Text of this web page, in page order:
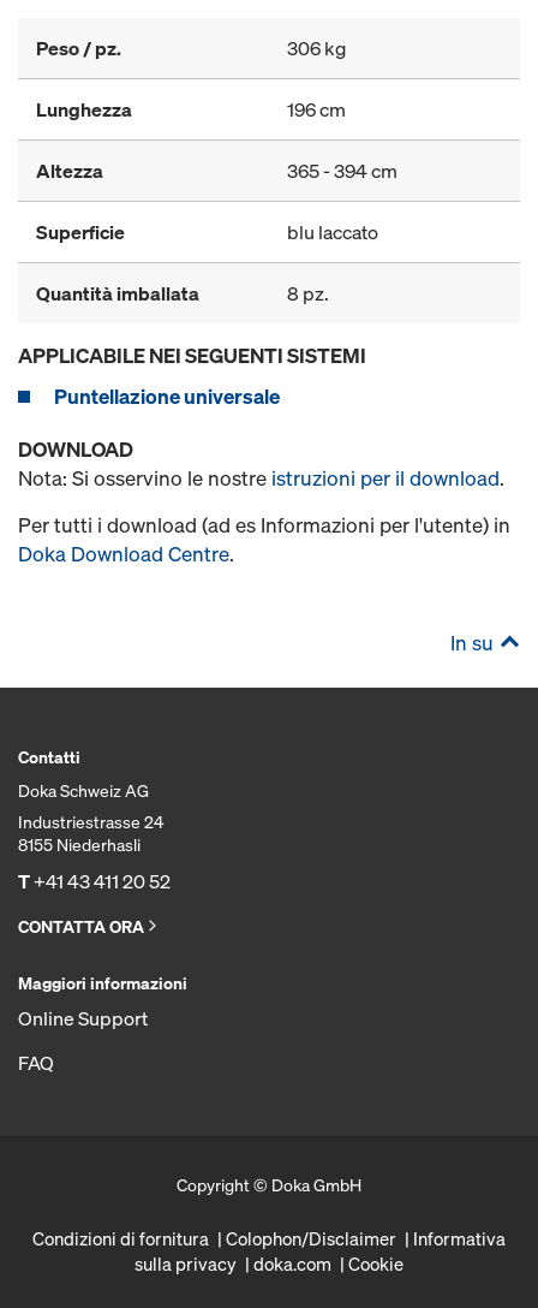
Peso / pz. 306 kg
Lunghezza 196 cm
Altezza 365 - 394 cm
Superficie blu laccato
Quantità imballata 8 pz.
APPLICABILE NEI SEGUENTI SISTEMI
Puntellazione universale
DOWNLOAD
Nota: Si osservino le nostre istruzioni per il download.
Per tutti i download (ad es Informazioni per l'utente) in
Doka Download Centre.
In su
Contatti
Doka Schweiz AG
Industriestrasse 24
8155 Niederhasli
T+41 43 411 20 52
CONTATTA ORA
Maggiori informazioni
Online Support
FAQ
Copyright © Doka GmbH
Condizioni di fornitura Colophon/Disclaimer
Informativa
sulla privacy
doka.com Cookie